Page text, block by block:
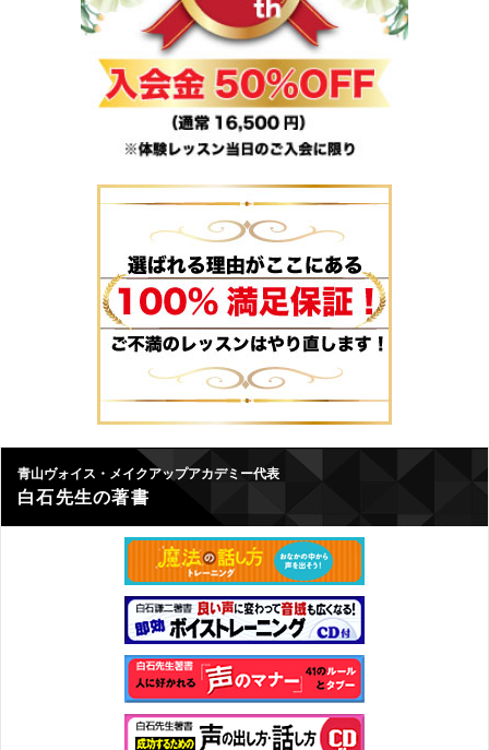
青山ヴォイス・メイクアップアカデミー代表
白石先生の著書